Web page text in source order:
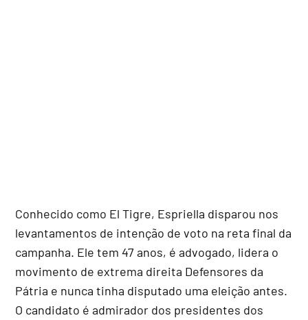
Conhecido como El Tigre, Espriella disparou nos
levantamentos de intenção de voto na reta final da
campanha. Ele tem 47 anos, é advogado, lidera o
movimento de extrema direita Defensores da
Pátria e nunca tinha disputado uma eleição antes.
O candidato é admirador dos presidentes dos